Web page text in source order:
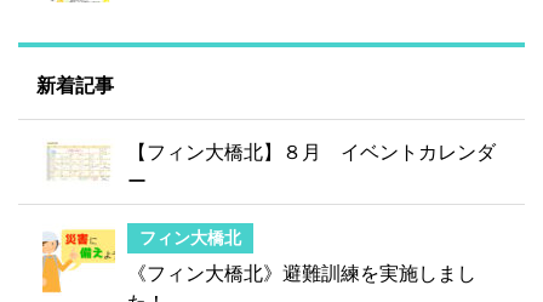
新着記事
【フィン大橋北】８月 イベントカレンダ
ー
フィン大橋北
《フィン大橋北》避難訓練を実施しまし